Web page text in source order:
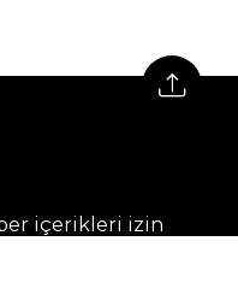
içerikleri izin